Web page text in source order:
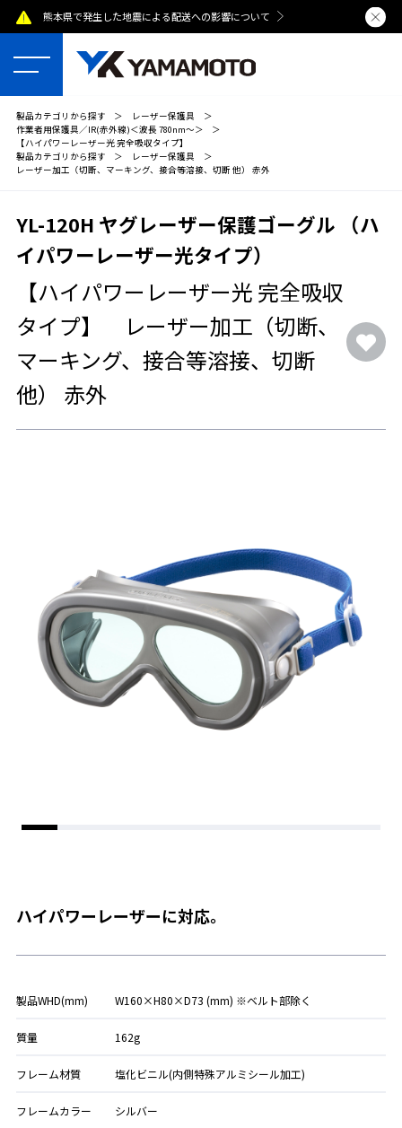
熊本県で発生した地震による配送への影響について 夏季休業
製品カテゴリから探す ＞ レーザー保護具
＞
作業者用保護具／IR(赤外線)＜波長 780nm～＞
＞
【ハイパワーレーザー光 完全吸収タイプ】
製品カテゴリから探す
＞ レーザー保護具
＞
レーザー加工（切断、マーキング、接合等溶接、切断 他） 赤外
YL-120H ヤグレーザー保護ゴーグル （ハ
イパワーレーザー光タイプ）
【ハイパワーレーザー光 完全吸収
タイプ】 レーザー加工（切断、
マーキング、接合等溶接、切断
他） 赤外
ハイパワーレーザーに対応。
製品WHD(mm) W160×H80×D73 (mm) ※ベルト部除く
質量 162g
フレーム材質 塩化ビニル(内側特殊アルミシール加工)
フレームカラー シルバー